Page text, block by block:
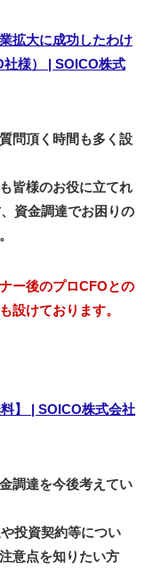
拡大に成功したわけ
社様） | SOICO株式
問頂く時間も多く設
皆様のお役に立てれ
資金調達でお困りの
ー後のプロCFOとの
設けております。
】 | SOICO株式会社
調達を今後考えてい
投資契約等につい
意点を知りたい方